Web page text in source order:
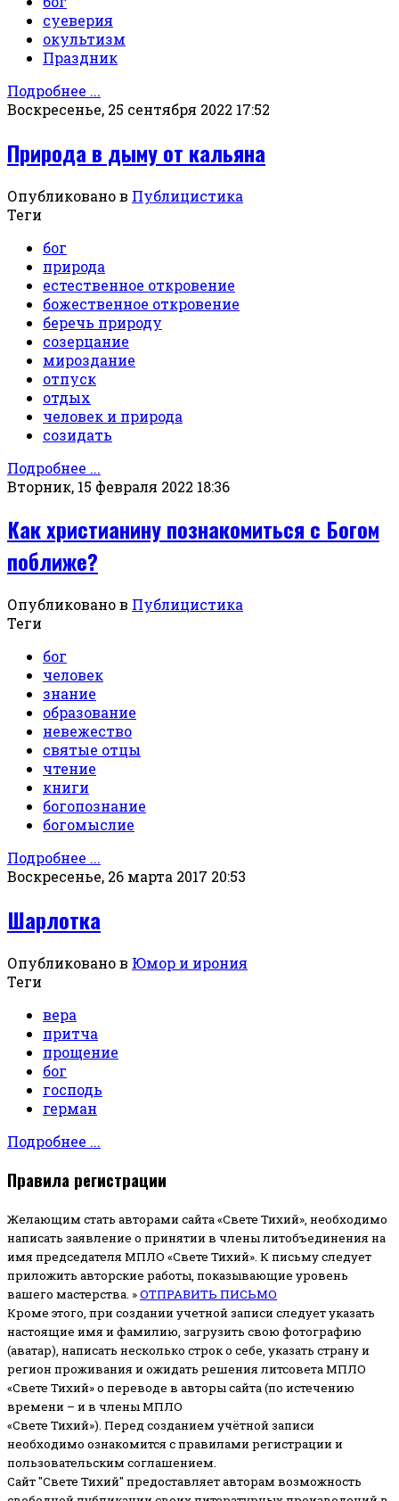
суеверия
окультизм
Праздник
Подробнее ...
Воскресенье, 25 сентября 2022 17:52
Природа в дыму от кальяна
Опубликовано в Публицистика
Теги
бог
природа
естественное откровение
божественное откровение
беречь природу
созерцание
мироздание
отпуск
отдых
человек и природа
созидать
Подробнее ...
Вторник, 15 февраля 2022 18:36
Как христианину познакомиться с Богом
поближе?
Опубликовано в Публицистика
Теги
бог
человек
знание
образование
невежество
святые отцы
чтение
книги
богопознание
богомыслие
Подробнее ...
Воскресенье, 26 марта 2017 20:53
Шарлотка
Опубликовано в Юмор и ирония
Теги
вера
притча
прощение
бог
господь
герман
Подробнее ...
Правила регистрации
Желающим стать авторами сайта «Свете Тихий», необходимо
написать заявление о принятии в члены литобъединения на
имя председателя МПЛО «Свете Тихий». К письму следует
приложить авторские работы, показывающие уровень
вашего мастерства. »ОТПРАВИТЬ ПИСЬМО
Кроме этого, при создании учетной записи следует указать
настоящие имя и фамилию, загрузить свою фотографию
(аватар), написать несколько строк о себе, указать страну и
регион проживания и ожидать решения литсовета МПЛО
«Свете Тихий» о переводе в авторы сайта (по истечению
времени – и в члены МПЛО
«Свете Тихий»). Перед созданием учётной записи
необходимо ознакомится с правилами регистрации и
пользовательским соглашением.
Сайт "Свете Тихий" предоставляет авторам возможность